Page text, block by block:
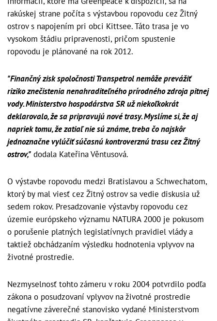
rakúskej strane počíta s výstavbou ropovodu cez Žitný
ostrov s napojením pri obci Kittsee. Táto trasa je vo
vysokom štádiu pripravenosti, pričom spustenie
ropovodu je plánované na rok 2012.
"Finančný zisk spoločnosti Transpetrol nemôže prevážiť
riziko znečistenia nenahraditeľného prírodného zdroja pitnej
vody. Ministerstvo hospodárstva SR už niekoľkokrát
deklarovalo, že sa pripravujú nové trasy. Myslíme si, že aj
napriek tomu, že zatiaľ nie sú známe, treba čo najskôr
jednoznačne vylúčiť súčasnú kontroverznú trasu cez Žitný
ostrov," dodala Kateřina Věntusová.
O výstavbe ropovodu medzi Bratislavou a Schwechatom,
ktorý by mal viesť cez Žitný ostrov sa vedie diskusia už
sedem rokov. Presadzovanie výstavby ropovodu cez
územie európskeho významu NATURA 2000 je pokusom
o porušenie platných legislatívnych pravidiel vlády a
taktiež obchádzaním výsledku hodnotenia vplyvov na
životné prostredie.
Nezmyselnosť tohto zámeru v roku 2004 potvrdilo podľa
zákona o posudzovaní vplyvov na životné prostredie
negatívne záverečné stanovisko vydané Ministerstvom